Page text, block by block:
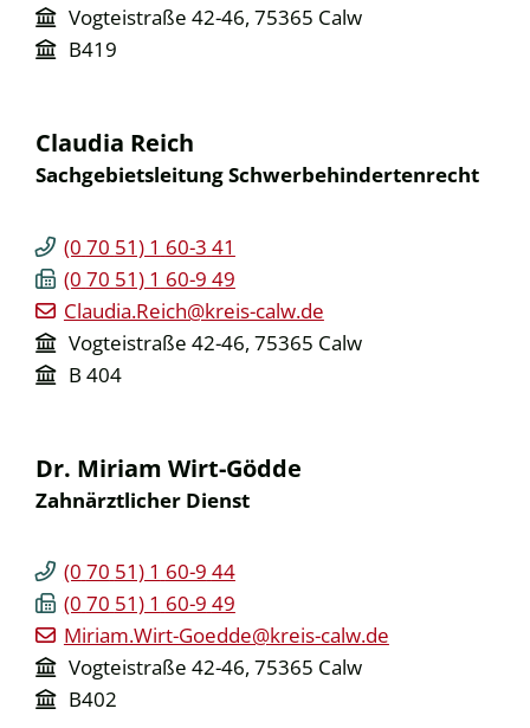
Vogteistraße 42-46, 75365 Calw
B419
Claudia Reich
Sachgebietsleitung Schwerbehindertenrecht
(0 70 51) 1 60-3 41
(0 70 51) 1 60-9 49
Claudia.Reich@kreis-calw.de
Vogteistraße 42-46, 75365 Calw
B 404
Dr. Miriam Wirt-Gödde
Zahnärztlicher Dienst
(0 70 51) 1 60-9 44
(0 70 51) 1 60-9 49
Miriam.Wirt-Goedde@kreis-calw.de
Vogteistraße 42-46, 75365 Calw
B402